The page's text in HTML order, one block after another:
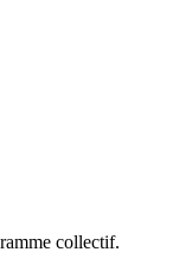
collectif.